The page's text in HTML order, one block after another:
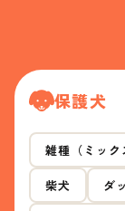
保護犬
雑種（ミック
柴犬 ダ